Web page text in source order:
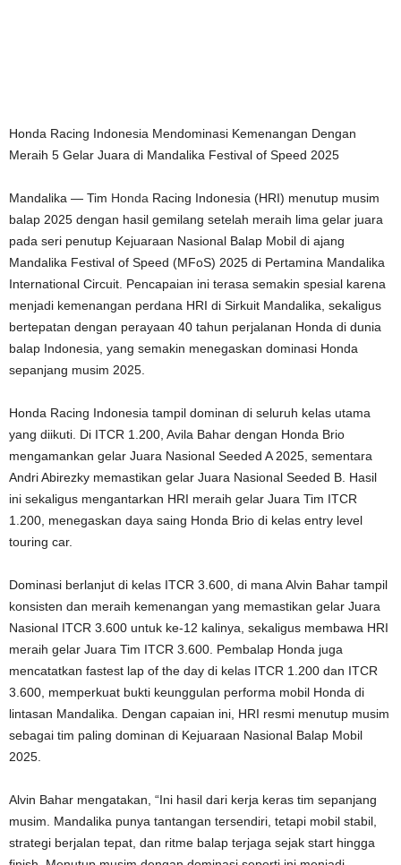
Honda Racing Indonesia Mendominasi Kemenangan Dengan
Meraih 5 Gelar Juara di Mandalika Festival of Speed 2025
Mandalika — Tim Honda Racing Indonesia (HRI) menutup musim
balap 2025 dengan hasil gemilang setelah meraih lima gelar juara
pada seri penutup Kejuaraan Nasional Balap Mobil di ajang
Mandalika Festival of Speed (MFoS) 2025 di Pertamina Mandalika
International Circuit. Pencapaian ini terasa semakin spesial karena
menjadi kemenangan perdana HRI di Sirkuit Mandalika, sekaligus
bertepatan dengan perayaan 40 tahun perjalanan Honda di dunia
balap Indonesia, yang semakin menegaskan dominasi Honda
sepanjang musim 2025.
Honda Racing Indonesia tampil dominan di seluruh kelas utama
yang diikuti. Di ITCR 1.200, Avila Bahar dengan Honda Brio
mengamankan gelar Juara Nasional Seeded A 2025, sementara
Andri Abirezky memastikan gelar Juara Nasional Seeded B. Hasil
ini sekaligus mengantarkan HRI meraih gelar Juara Tim ITCR
1.200, menegaskan daya saing Honda Brio di kelas entry level
touring car.
Dominasi berlanjut di kelas ITCR 3.600, di mana Alvin Bahar tampil
konsisten dan meraih kemenangan yang memastikan gelar Juara
Nasional ITCR 3.600 untuk ke-12 kalinya, sekaligus membawa HRI
meraih gelar Juara Tim ITCR 3.600. Pembalap Honda juga
mencatatkan fastest lap of the day di kelas ITCR 1.200 dan ITCR
3.600, memperkuat bukti keunggulan performa mobil Honda di
lintasan Mandalika. Dengan capaian ini, HRI resmi menutup musim
sebagai tim paling dominan di Kejuaraan Nasional Balap Mobil
2025.
Alvin Bahar mengatakan, “Ini hasil dari kerja keras tim sepanjang
musim. Mandalika punya tantangan tersendiri, tetapi mobil stabil,
strategi berjalan tepat, dan ritme balap terjaga sejak start hingga